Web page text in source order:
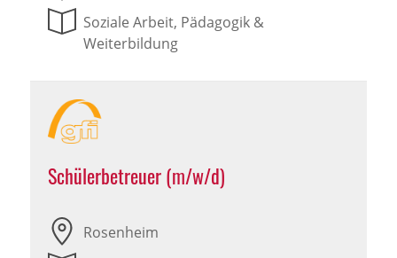
Soziale Arbeit, Pädagogik &
Weiterbildung
Schülerbetreuer (m/w/d)
Rosenheim